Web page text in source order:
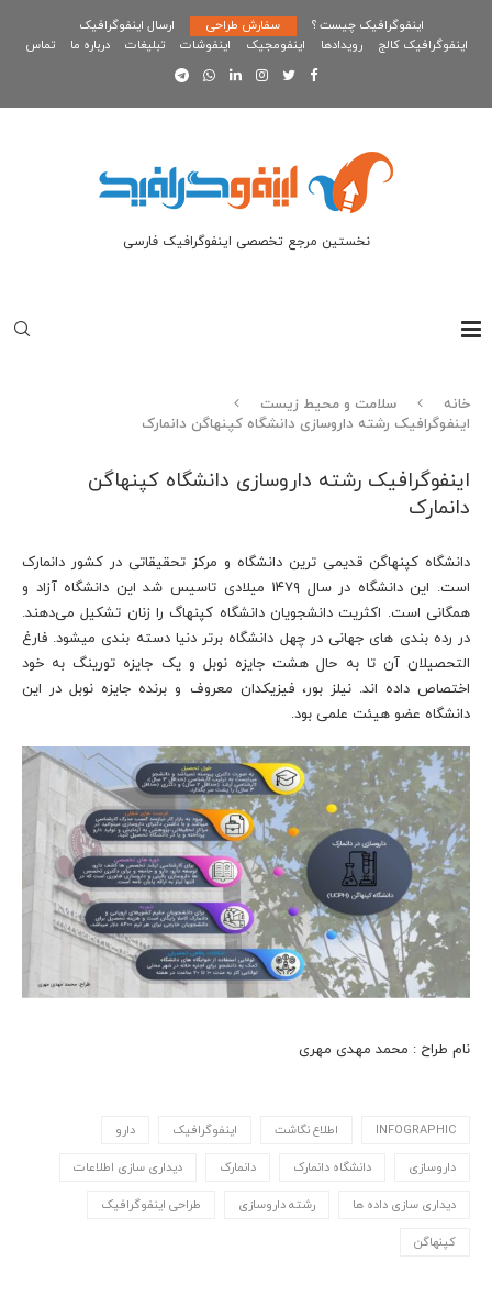
اینفوگرافیک چیست ؟ سفارش طراحی
ارسال اینفوگرافیک
اینفوگرافیک کالج
رویدادها اینفومجیک اینفوشات تبلیغات درباره ما تماس
نخستین مرجع تخصصی اینفوگرافیک فارسی
خانه
سلامت و محیط زیست
اینفوگرافیک رشته داروسازی دانشگاه کپنهاگن دانمارک
اینفوگرافیک رشته داروسازی دانشگاه کپنهاگن
دانمارک
دانشگاه کپنهاگن قدیمی ترین دانشگاه و مرکز تحقیقاتی در کشور دانمارک
است. این دانشگاه در سال ۱۴۷۹ میلادی تاسیس شد این دانشگاه‌ آزاد و
همگانی است. اکثریت دانشجویان دانشگاه کپنهاگ را زنان تشکیل می‌دهند.
در رده بندی های جهانی در چهل دانشگاه برتر دنیا دسته بندی میشود. فارغ
التحصیلان آن تا به حال هشت جایزه نوبل و یک جایزه تورینگ به خود
اختصاص داده اند. نیلز بور، فیزیکدان معروف و برنده جایزه نوبل در این
دانشگاه عضو هیئت علمی بود.
نام طراح : محمد مهدی مهری
INFOGRAPHIC اطلاع نگاشت اینفوگرافیک دارو
داروسازی دانشگاه دانمارک دانمارک دیداری سازی اطلاعات
دیداری سازی داده ها رشته داروسازی طراحی اینفوگرافیک
کپنهاگن